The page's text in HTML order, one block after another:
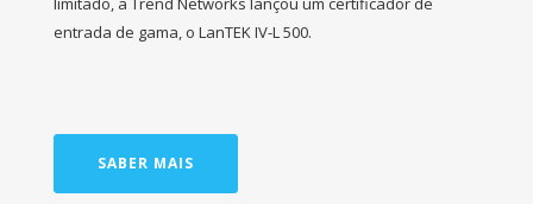
entrada de gama, o LanTEK IV-L 500.
SABER MAIS